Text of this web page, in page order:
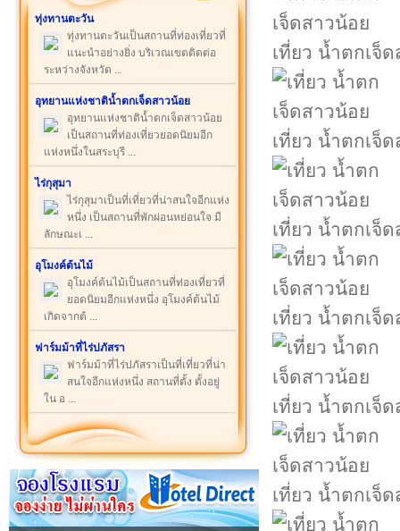
ทุ่งทานตะวัน
ทุ่งทานตะวันเป็นสถานที่ท่องเที่ยวที่
แนะนำอย่างยิ่ง บริเวณเขตติดต่อ
ระหว่างจังหวัด ...
อุทยานแห่งชาติน้ำตกเจ็ดสาวน้อย
อุทยานแห่งชาติน้ำตกเจ็ดสาวน้อย
เป็นสถานที่ท่องเที่ยวยอดนิยมอีก
แห่งหนึ่งในสระบุรี ...
ไร่กุสุมา
ไร่กุสุมาเป็นที่เที่ยวที่น่าสนใจอีกแห่ง
หนึ่ง เป็นสถานที่พักผ่อนหย่อนใจ มี
ลักษณะเ ...
อุโมงค์ต้นไม้
อุโมงค์ต้นไม้เป็นสถานที่ท่องเที่ยวที่
ยอดนิยมอีกแห่งหนึ่ง อุโมงค์ต้นไม้
เกิดจากต้ ...
ฟาร์มม้าที่ไร่ปภัสรา
ฟาร์มม้าที่ไร่ปภัสราเป็นที่เที่ยวที่น่า
สนใจอีกแห่งหนึ่ง สถานที่ตั้ง ตั้งอยู่
ใน อ ...
เที่ยว น้ำตกเจ็
เที่ยว น้ำตกเจ็
เที่ยว น้ำตกเจ็
เที่ยว น้ำตกเจ็
เที่ยว น้ำตกเจ็
เที่ยว น้ำตกเจ็